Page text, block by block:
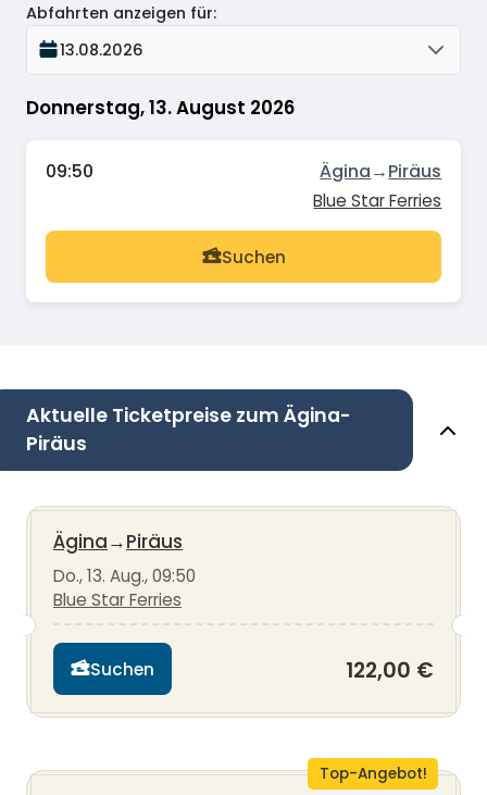
Donnerstag, 13. August 2026
Abfahrten anzeigen für:
13.08.2026
09:50 Ägina→Piräus
Blue Star Ferries
Suchen
Aktuelle Ticketpreise zum Ägina-
Piräus
Ägina→Piräus
Do., 13. Aug., 09:50
Blue Star Ferries
Suchen 122,00 €
Top-Angebot!